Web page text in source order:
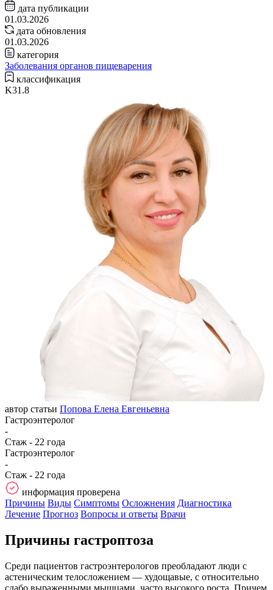
дата публикации
01.03.2026
дата обновления
01.03.2026
категория
Заболевания органов пищеварения
классификация
K31.8
автор статьи Попова Елена Евгеньевна
Гастроэнтеролог
-
Стаж - 22 года
Гастроэнтеролог
-
Стаж - 22 года
информация проверена
Причины Виды Симптомы Осложнения Диагностика
Лечение Прогноз Вопросы и ответы Врачи
Причины гастроптоза
Среди пациентов гастроэнтерологов преобладают люди с
астеническим телосложением — худощавые, с относительно
слабо выраженными мышцами, часто высокого роста. Причем